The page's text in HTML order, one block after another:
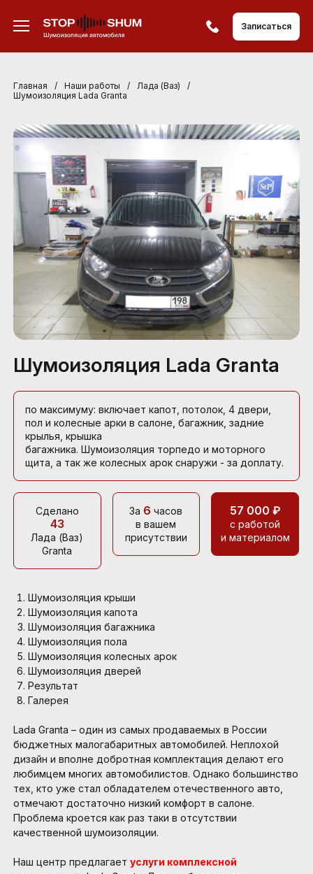
Записаться
Главная / Наши работы / Лада (Ваз)
/
Шумоизоляция Lada Granta
Шумоизоляция Lada Granta
по максимуму: включает капот, потолок, 4 двери,
пол и колесные арки в салоне, багажник, задние
крылья, крышка
багажника. Шумоизоляция торпедо и моторного
щита, а так же колесных арок снаружи - за доплату.
Сделано
43
Лада (Ваз)
Granta
За 6 часов
в вашем
присутствии
57 000 ₽
с работой
и материалом
Шумоизоляция крыши
Шумоизоляция капота
Шумоизоляция багажника
Шумоизоляция пола
Шумоизоляция колесных арок
Шумоизоляция дверей
Результат
Галерея
Lada Granta – один из самых продаваемых в России
бюджетных малогабаритных автомобилей. Неплохой
дизайн и вполне добротная комплектация делают его
любимцем многих автомобилистов. Однако большинство
тех, кто уже стал обладателем отечественного авто,
отмечают достаточно низкий комфорт в салоне.
Проблема кроется как раз таки в отсутствии
качественной шумоизоляции.
Наш центр предлагает услуги комплексной